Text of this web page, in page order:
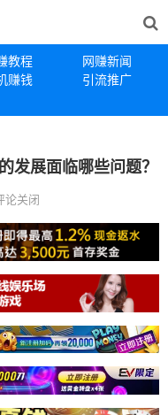
教程
网赚新闻
赚钱
引流推广
发展面临哪些问题？
论关闭